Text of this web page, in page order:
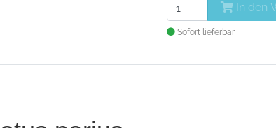
In den
Sofort lieferbar